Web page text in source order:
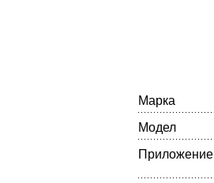
Марка
Модел
Приложение